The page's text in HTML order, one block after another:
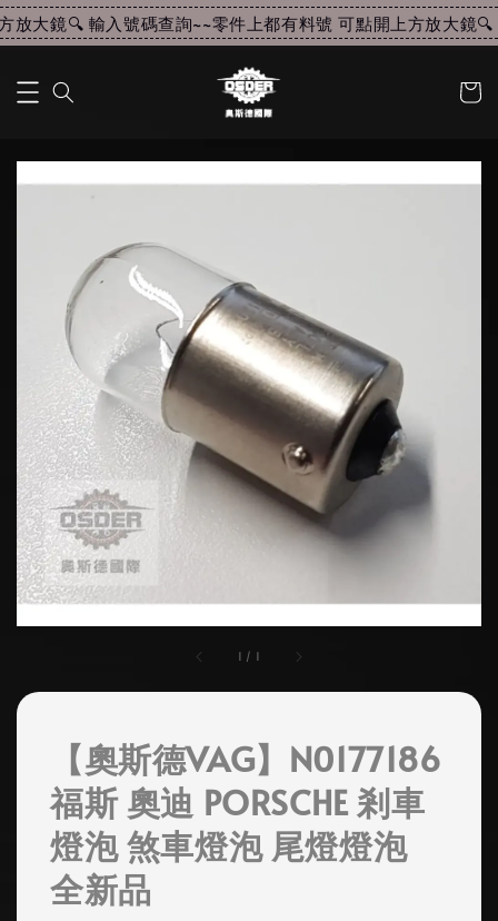
大鏡🔍 輸入號碼查詢~~零件上都有料號 可點開上方放大鏡🔍
1 / 1
【奧斯德VAG】N0177186
福斯 奧迪 PORSCHE 剎車
燈泡 煞車燈泡 尾燈燈泡
全新品